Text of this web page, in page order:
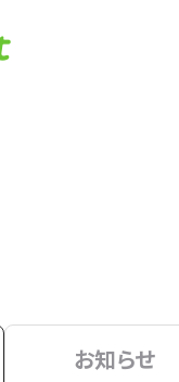
お知らせ